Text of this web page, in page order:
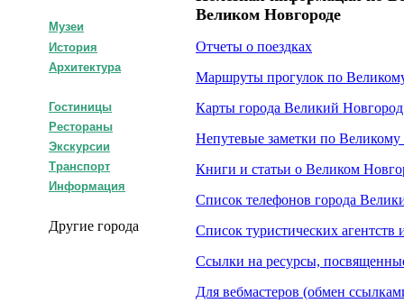
Музеи
История
Архитектура
Гостиницы
Рестораны
Экскурсии
Транспорт
Информация
Другие города
Великом Новгороде
Отчеты о поездках
Маршруты прогулок по
Карты города Великий Новгород
Непутевые заметки по Великому
Книги и статьи о Великом
Список телефонов города
Список туристических
Ссылки на ресурсы,
Для вебмастеров (обмен